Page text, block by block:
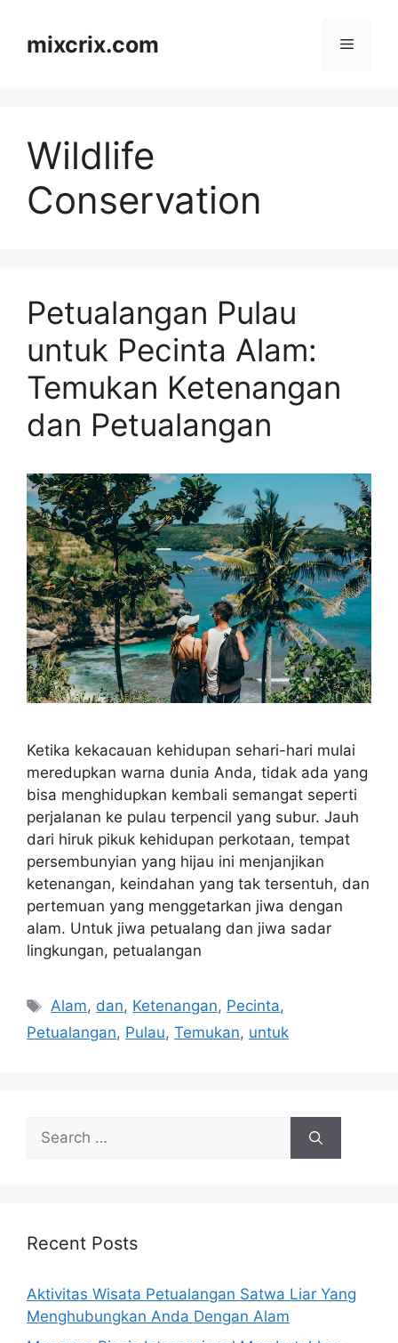
contentmixcrix.com Menu
Wildlife
Conservation
Petualangan Pulau
untuk Pecinta Alam:
Temukan Ketenangan
dan Petualangan
Ketika kekacauan kehidupan sehari-hari mulai
meredupkan warna dunia Anda, tidak ada yang
bisa menghidupkan kembali semangat seperti
perjalanan ke pulau terpencil yang subur. Jauh
dari hiruk pikuk kehidupan perkotaan, tempat
persembunyian yang hijau ini menjanjikan
ketenangan, keindahan yang tak tersentuh, dan
pertemuan yang menggetarkan jiwa dengan
alam. Untuk jiwa petualang dan jiwa sadar
lingkungan, petualangan
Tags
Alam, dan, Ketenangan, Pecinta,
Petualangan, Pulau, Temukan, untuk
Search
for:
Recent Posts
Aktivitas Wisata Petualangan Satwa Liar Yang
Menghubungkan Anda Dengan Alam